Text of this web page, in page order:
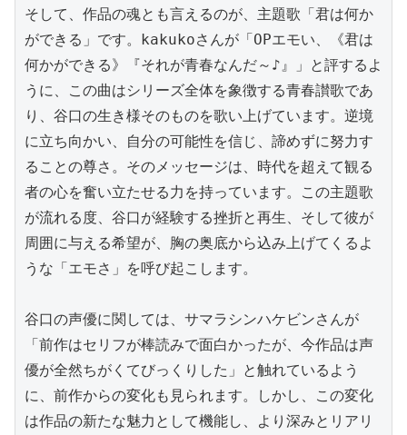
そして、作品の魂とも言えるのが、主題歌「君は何か
ができる」です。kakukoさんが「OPエモい、《君は
何かができる》『それが青春なんだ～♪』」と評するよ
うに、この曲はシリーズ全体を象徴する青春讃歌であ
り、谷口の生き様そのものを歌い上げています。逆境
に立ち向かい、自分の可能性を信じ、諦めずに努力す
ることの尊さ。そのメッセージは、時代を超えて観る
者の心を奮い立たせる力を持っています。この主題歌
が流れる度、谷口が経験する挫折と再生、そして彼が
周囲に与える希望が、胸の奥底から込み上げてくるよ
うな「エモさ」を呼び起こします。
谷口の声優に関しては、サマラシンハケビンさんが
「前作はセリフが棒読みで面白かったが、今作品は声
優が全然ちがくてびっくりした」と触れているよう
に、前作からの変化も見られます。しかし、この変化
は作品の新たな魅力として機能し、より深みとリアリ